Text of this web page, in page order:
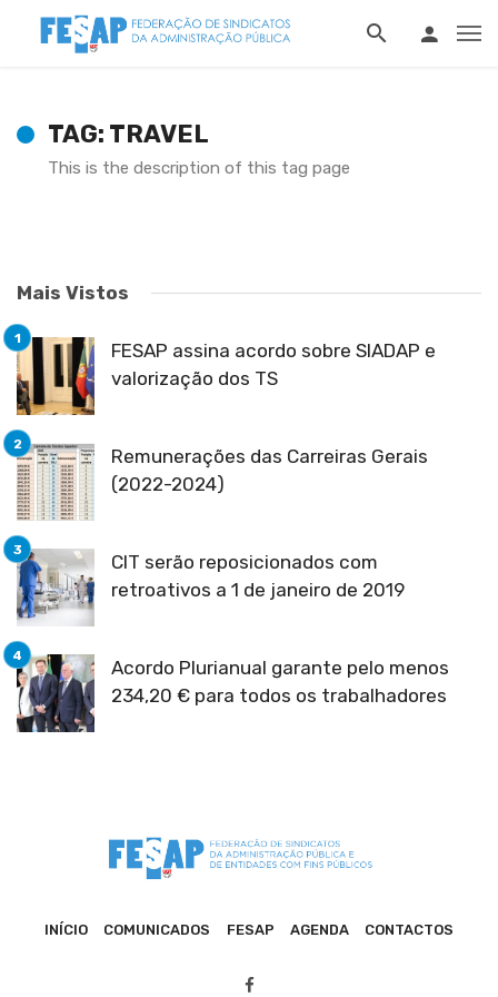
TAG: TRAVEL
This is the description of this tag page
Mais Vistos
FESAP assina acordo sobre SIADAP e
valorização dos TS
Remunerações das Carreiras Gerais
(2022-2024)
CIT serão reposicionados com
retroativos a 1 de janeiro de 2019
Acordo Plurianual garante pelo menos
234,20 € para todos os trabalhadores
INÍCIO COMUNICADOS FESAP AGENDA CONTACTOS